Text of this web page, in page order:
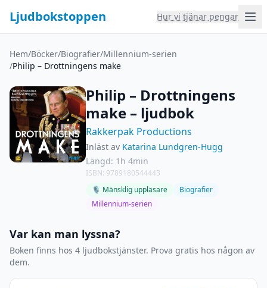
Ljudbokstoppen Hur vi tjänar pengar
Hem/Böcker/Biografier/Millennium-serien
/Philip – Drottningens make
Philip – Drottningens
make – ljudbok
Rakkerpak Productions
Inläst av Katarina Lundgren-Hugg
Längd: 1h 4min
ISBN: 9789180544443
🎙 Mänsklig uppläsare
Biografier
Millennium-serien
Var kan man lyssna?
Boken finns hos 4 ljudbokstjänster. Prova gratis hos någon av
dem.